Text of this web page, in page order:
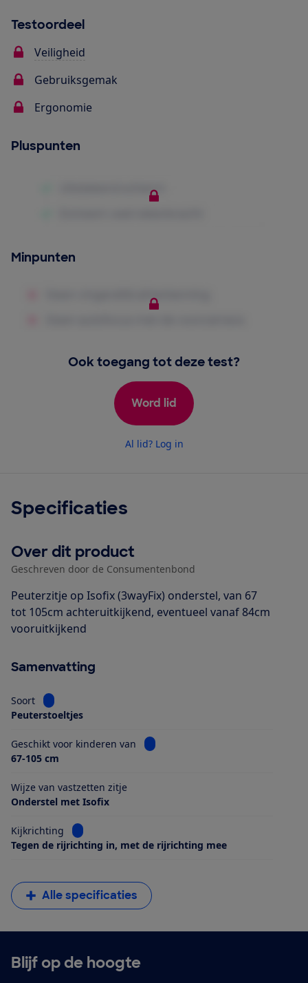
Testoordeel
Veiligheid
Gebruiksgemak
Ergonomie
Pluspunten
Minpunten
Ook toegang tot deze test?
Word lid
Al lid? Log in
Specificaties
Over dit product
Geschreven door de Consumentenbond
Peuterzitje op Isofix (3wayFix) onderstel, van 67
tot 105cm achteruitkijkend, eventueel vanaf 84cm
vooruitkijkend
Samenvatting
Soort
Bekijk informatie voor Soort
Peuterstoeltjes
Geschikt voor kinderen van
Bekijk informatie voor Geschikt
67-105 cm
Wijze van vastzetten zitje
Onderstel met Isofix
Kijkrichting
Bekijk informatie voor Kijkrichting
Tegen de rijrichting in, met de rijrichting mee
Alle specificaties
Blijf op de hoogte